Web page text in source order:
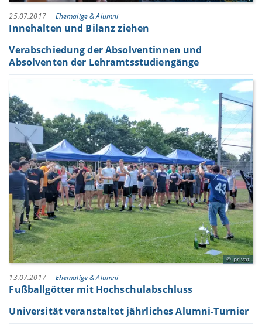
25.07.2017 Ehemalige & Alumni
Innehalten und Bilanz ziehen
Verabschiedung der Absolventinnen und
Absolventen der Lehramtsstudiengänge
privat
13.07.2017 Ehemalige & Alumni
Fußballgötter mit Hochschulabschluss
Universität veranstaltet jährliches Alumni-Turnier